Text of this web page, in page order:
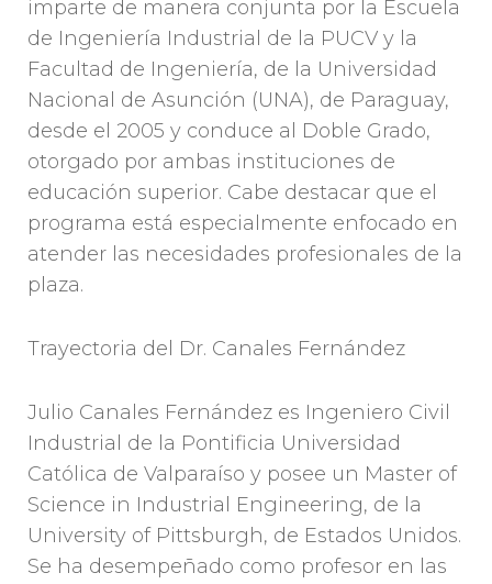
imparte de manera conjunta por la Escuela
de Ingeniería Industrial de la PUCV y la
Facultad de Ingeniería, de la Universidad
Nacional de Asunción (UNA), de Paraguay,
desde el 2005 y conduce al Doble Grado,
otorgado por ambas instituciones de
educación superior. Cabe destacar que el
programa está especialmente enfocado en
atender las necesidades profesionales de la
plaza.
Trayectoria del Dr. Canales Fernández
Julio Canales Fernández es Ingeniero Civil
Industrial de la Pontificia Universidad
Católica de Valparaíso y posee un Master of
Science in Industrial Engineering, de la
University of Pittsburgh, de Estados Unidos.
Se ha desempeñado como profesor en las